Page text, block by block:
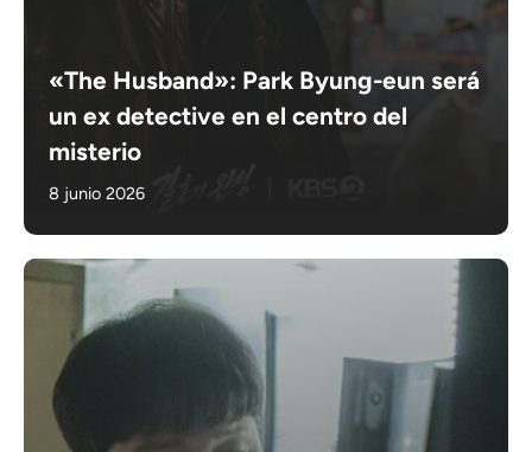
«The Husband»: Park Byung-eun será
un ex detective en el centro del
misterio
8 junio 2026